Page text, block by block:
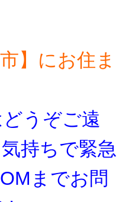
】にお住ま
うぞご遠
持ちで緊急
までお問